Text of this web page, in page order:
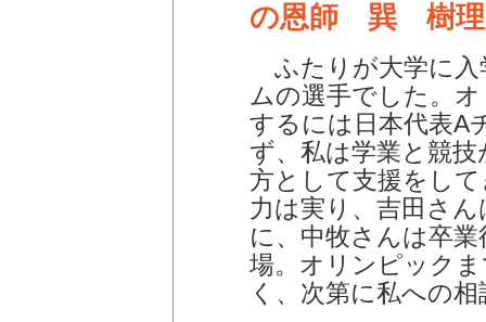
の恩師 巽 樹理
ふたりが大学に入
ムの選手でした。
するには日本代表A
ず、私は学業と競
方として支援をし
力は実り、吉田さ
に、中牧さんは卒
場。オリンピック
く、次第に私への